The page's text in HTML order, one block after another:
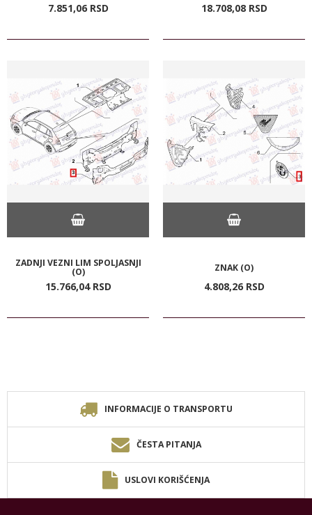
7.851,06 RSD 18.708,08 RSD
ZADNJI VEZNI LIM SPOLJASNJI
(O)
15.766,04 RSD
ZNAK (O)
4.808,26 RSD
INFORMACIJE O TRANSPORTU
ČESTA PITANJA
USLOVI KORIŠĆENJA